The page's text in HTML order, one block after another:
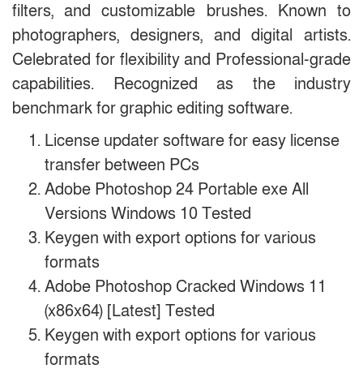
filters, and customizable brushes. Known to
photographers, designers, and digital artists.
Celebrated for flexibility and Professional-grade
capabilities. Recognized as the industry
benchmark for graphic editing software.
License updater software for easy license
transfer between PCs
Adobe Photoshop 24 Portable exe All
Versions Windows 10 Tested
Keygen with export options for various
formats
Adobe Photoshop Cracked Windows 11
(x86x64) [Latest] Tested
Keygen with export options for various
formats